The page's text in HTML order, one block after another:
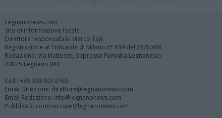
Legnanonews.com
Sito di informazione locale
Direttore responsabile: Marco Tajè
Registrazione al Tribunale di Milano n° 639 del 23/10/08
Redazione: Via Matteotti, 3 (presso Famiglia Legnanese)
20025 Legnano (MI)
Cell.: +39.393.9013760
Email Direzione: direttore@legnanonews.com
Email Redazione: info@legnanonews.com
Pubblicità: commerciale@legnanonews.com